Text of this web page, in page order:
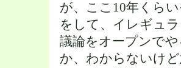
が、ここ10年くら
をして、イレギュ
議論をオープンで
か、わからないけ